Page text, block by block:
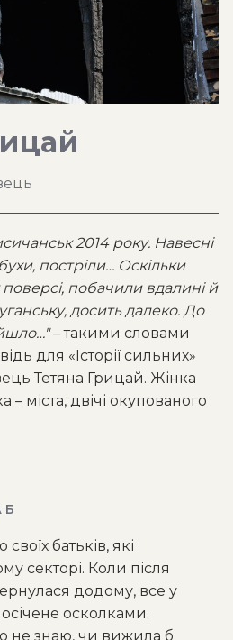
2014 року. Навесні
постріли… Оскільки
побачили вдалині й
досить далеко. До
– такими словами
для «Історії сильних»
Тетяна Грицай. Жінка
міста, двічі окупованого
Б
батьків, які
секторі. Коли після
додому, все у
осколками.
не знаю, чи вижила б